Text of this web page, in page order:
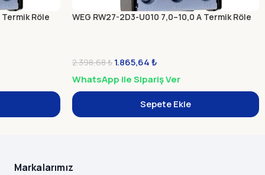
Termik Röle WEG RW27-2D3-U010 7,0–10,0 A Termik Röle
2.398,68₺ 1.865,64₺
WhatsApp ile Sipariş Ver
Sepete Ekle
Markalarımız